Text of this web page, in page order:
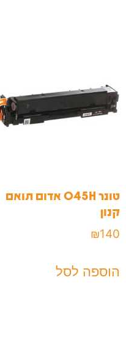
טונר 045H אדום תואם
קנון
₪140
הוספה לסל